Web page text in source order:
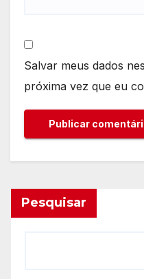
Salvar meus dados
próxima vez que eu
Pesquisar